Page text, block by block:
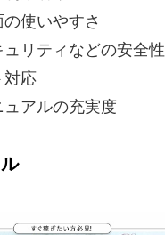
の使いやすさ
ュリティなどの安全性
対応
ュアルの充実度